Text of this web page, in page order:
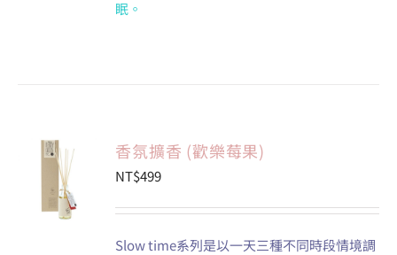
眠。
物車
詳
情
香氛擴香 (歡樂莓果)
NT$499
Slow time系列是以一天三種不同時段情境調